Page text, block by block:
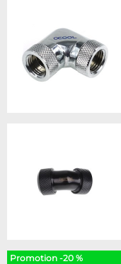
Promotion -20 %